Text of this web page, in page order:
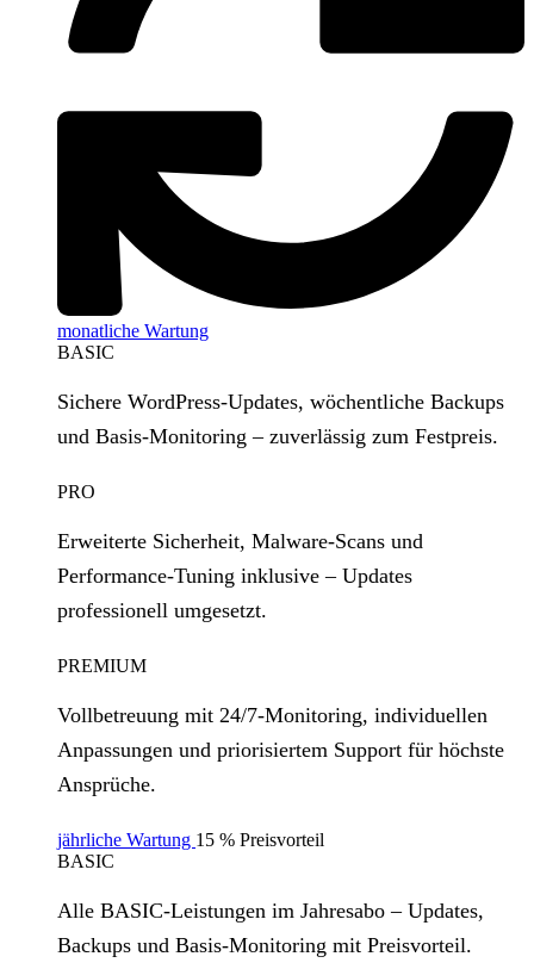
monatliche Wartung
BASIC
Sichere WordPress‑Updates, wöchentliche Backups
und Basis‑Monitoring – zuverlässig zum Festpreis.
PRO
Erweiterte Sicherheit, Malware‑Scans und
Performance‑Tuning inklusive – Updates
professionell umgesetzt.
PREMIUM
Vollbetreuung mit 24/7‑Monitoring, individuellen
Anpassungen und priorisiertem Support für höchste
Ansprüche.
jährliche Wartung 15 % Preisvorteil
BASIC
Alle BASIC‑Leistungen im Jahresabo – Updates,
Backups und Basis‑Monitoring mit Preisvorteil.